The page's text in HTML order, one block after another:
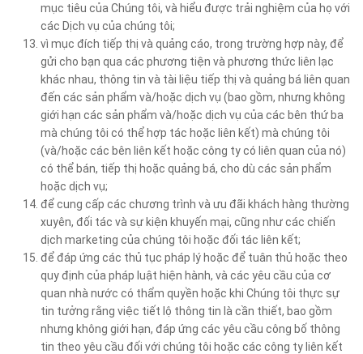
mục tiêu của Chúng tôi, và hiểu được trải nghiệm của họ với
các Dịch vụ của chúng tôi;
vì mục đích tiếp thị và quảng cáo, trong trường hợp này, để
gửi cho bạn qua các phương tiện và phương thức liên lạc
khác nhau, thông tin và tài liệu tiếp thị và quảng bá liên quan
đến các sản phẩm và/hoặc dịch vụ (bao gồm, nhưng không
giới hạn các sản phẩm và/hoặc dịch vụ của các bên thứ ba
mà chúng tôi có thể hợp tác hoặc liên kết) mà chúng tôi
(và/hoặc các bên liên kết hoặc công ty có liên quan của nó)
có thể bán, tiếp thị hoặc quảng bá, cho dù các sản phẩm
hoặc dịch vụ;
để cung cấp các chương trình và ưu đãi khách hàng thường
xuyên, đối tác và sự kiện khuyến mại, cũng như các chiến
dịch marketing của chúng tôi hoặc đối tác liên kết;
để đáp ứng các thủ tục pháp lý hoặc để tuân thủ hoặc theo
quy định của pháp luật hiện hành, và các yêu cầu của cơ
quan nhà nước có thẩm quyền hoặc khi Chúng tôi thực sự
tin tưởng rằng việc tiết lộ thông tin là cần thiết, bao gồm
nhưng không giới hạn, đáp ứng các yêu cầu công bố thông
tin theo yêu cầu đối với chúng tôi hoặc các công ty liên kết